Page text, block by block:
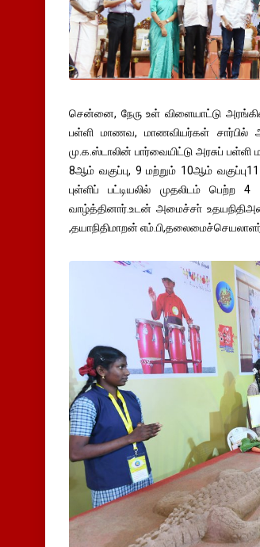
சென்னை, நேரு உள் விளையாட்டு
பள்ளி மாணவ, மாணவியர்கள்
மு.க.ஸ்டாலின் பார்வையிட்டு அரசுப்
8ஆம் வகுப்பு, 9 மற்றும் 10ஆம்
புள்ளிப் பட்டியலில் முதலிடம்
வாழ்த்தினார்.உடன் அமைச்சா்
,தயாநிதிமாறன்